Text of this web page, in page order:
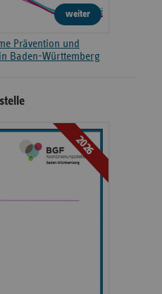
weiter
Prävention und
Baden-Württemberg
2026